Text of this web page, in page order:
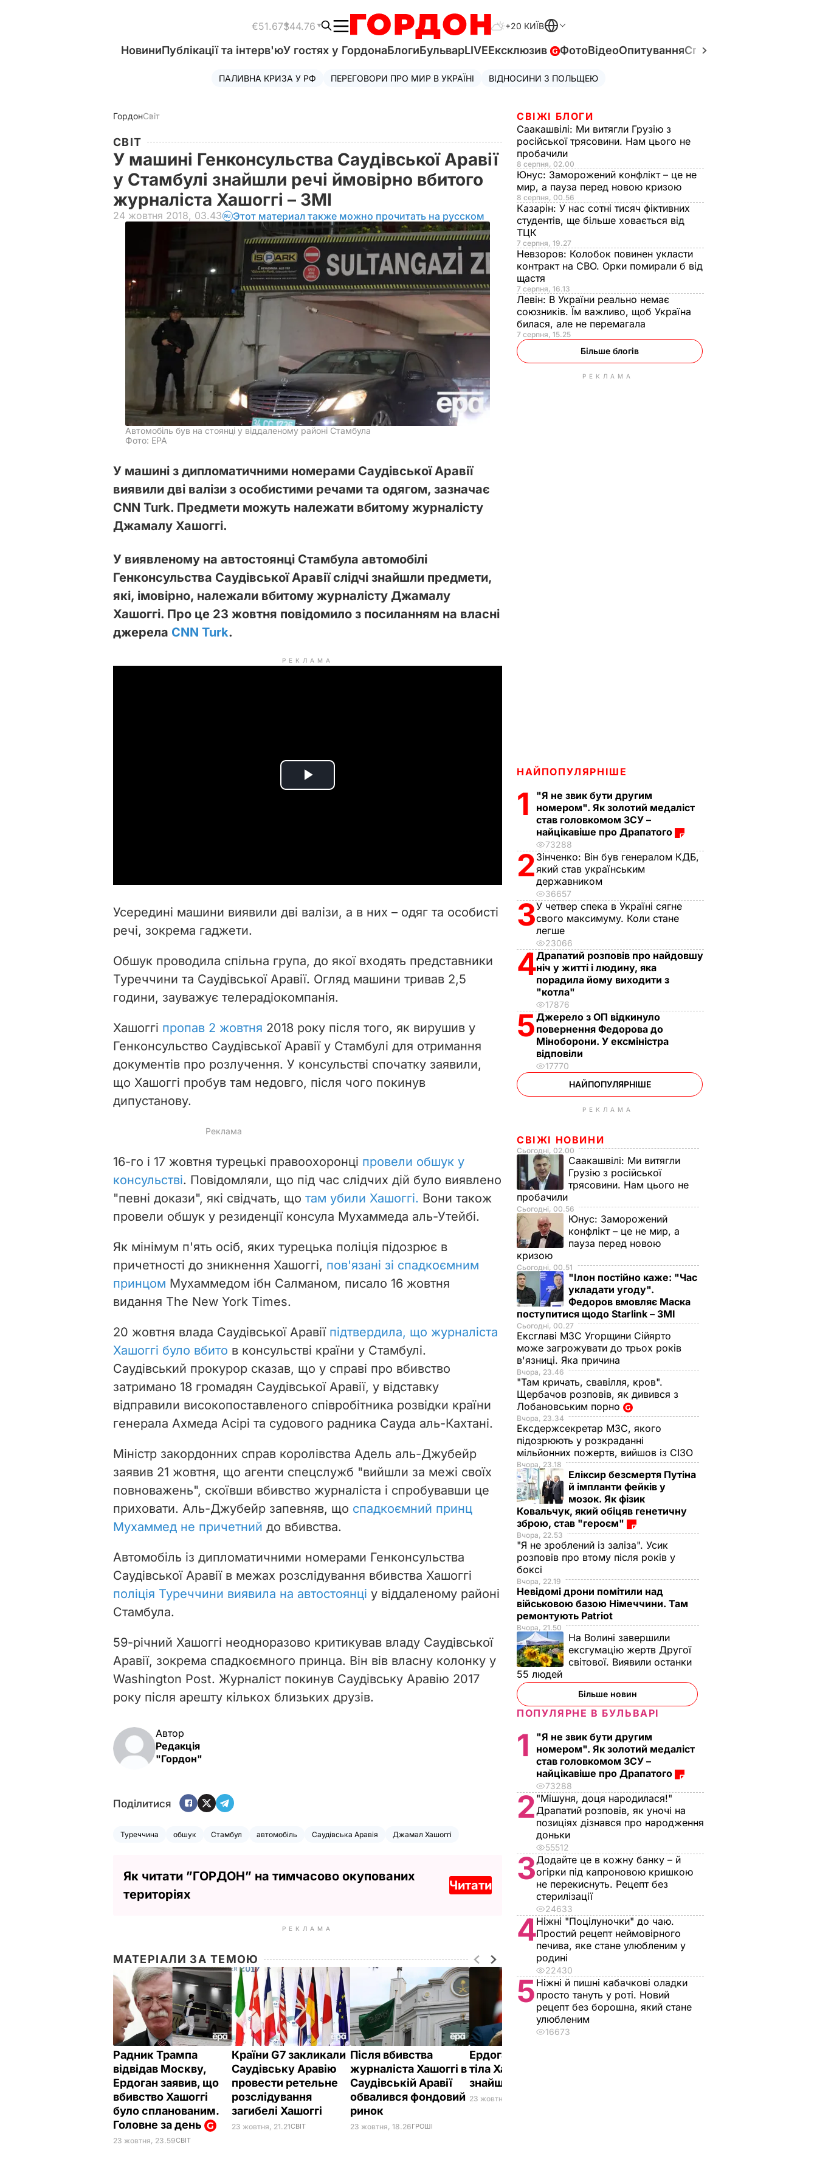
€51.67$44.76 +20 КИЇВ
НовиниПублікації та інтерв'юУ гостях у ГордонаБлогиБульварLIVEЕксклюзив ФотоВідеоОпитуванняСпецпроєкти
ПАЛИВНА КРИЗА У РФ ПЕРЕГОВОРИ ПРО МИР В УКРАЇНІ ВІДНОСИНИ З ПОЛЬЩЕЮ
ГордонСвіт
СВІТ
У машині Генконсульства Саудівської Аравії
у Стамбулі знайшли речі ймовірно вбитого
журналіста Хашоггі – ЗМІ
24 жовтня 2018, 03.43 Этот материал также можно прочитать на русском
Автомобіль був на стоянці у віддаленому районі Стамбула
Фото: ЕРА
У машині з дипломатичними номерами Саудівської Аравії
виявили дві валізи з особистими речами та одягом, зазначає
CNN Turk. Предмети можуть належати вбитому журналісту
Джамалу Хашоггі.
У виявленому на автостоянці Стамбула автомобілі
Генконсульства Саудівської Аравії слідчі знайшли предмети,
які, імовірно, належали вбитому журналісту Джамалу
Хашоггі. Про це 23 жовтня повідомило з посиланням на власні
джерела CNN Turk.
РЕКЛАМА
P
d
e
o
Усередині машини виявили дві валізи, а в них – одяг та особисті
речі, зокрема гаджети.
Обшук проводила спільна група, до якої входять представники
Туреччини та Саудівської Аравії. Огляд машини тривав 2,5
години, зауважує телерадіокомпанія.
Хашоггі пропав 2 жовтня 2018 року після того, як вирушив у
Генконсульство Саудівської Аравії у Стамбулі для отримання
документів про розлучення. У консульстві спочатку заявили,
що Хашоггі пробув там недовго, після чого покинув
дипустанову.
16-го і 17 жовтня турецькі правоохоронці провели обшук у
консульстві. Повідомляли, що під час слідчих дій було виявлено
"певні докази", які свідчать, що там убили Хашоггі. Вони також
провели обшук у резиденції консула Мухаммеда аль-Утейбі.
Як мінімум п'ять осіб, яких турецька поліція підозрює в
причетності до зникнення Хашоггі, пов'язані зі спадкоємним
принцом Мухаммедом ібн Салманом, писало 16 жовтня
видання The New York Times.
20 жовтня влада Саудівської Аравії підтвердила, що журналіста
Хашоггі було вбито в консульстві країни у Стамбулі.
Саудівський прокурор сказав, що у справі про вбивство
затримано 18 громадян Саудівської Аравії, у відставку
відправили високопоставленого співробітника розвідки країни
генерала Ахмеда Асірі та судового радника Сауда аль-Кахтані.
Міністр закордонних справ королівства Адель аль-Джубейр
заявив 21 жовтня, що агенти спецслужб "вийшли за межі своїх
повноважень", скоївши вбивство журналіста і спробувавши це
приховати. Аль-Джубейр запевняв, що спадкоємний принц
Мухаммед не причетний до вбивства.
Автомобіль із дипломатичними номерами Генконсульства
Саудівської Аравії в межах розслідування вбивства Хашоггі
поліція Туреччини виявила на автостоянці у віддаленому районі
Стамбула.
59-річний Хашоггі неодноразово критикував владу Саудівської
Аравії, зокрема спадкоємного принца. Він вів власну колонку у
Washington Post. Журналіст покинув Саудівську Аравію 2017
року після арешту кількох близьких друзів.
Автор
Редакція
"Гордон"
Поділитися
Туреччина обшук Стамбул автомобіль Саудівська Аравія Джамал Хашоггі
Як читати ”ГОРДОН” на тимчасово окупованих
територіях
Читати
РЕКЛАМА
МАТЕРІАЛИ ЗА ТЕМОЮ
Радник Трампа
відвідав Москву,
Ердоган заявив, що
вбивство Хашоггі
було спланованим.
Головне за день
23 жовтня, 23.59СВІТ
Країни G7 закликали
Саудівську Аравію
провести ретельне
розслідування
загибелі Хашоггі
23 жовтня, 21.21СВІТ
Після вбивства
журналіста Хашоггі в
Саудівській Аравії
обвалився фондовий
ринок
23 жовтня, 18.26ГРОШІ
Ердоган заявив, що
тіла Хашоггі ще не
знайшли
23 жовтня, 15.33
СВІЖІ БЛОГИ
Саакашвілі: Ми витягли Грузію з
російської трясовини. Нам цього не
пробачили
8 серпня, 02.00
Юнус: Заморожений конфлікт – це не
мир, а пауза перед новою кризою
8 серпня, 00.56
Казарін: У нас сотні тисяч фіктивних
студентів, ще більше ховається від
ТЦК
7 серпня, 19.27
Невзоров: Колобок повинен укласти
контракт на СВО. Орки помирали б від
щастя
7 серпня, 16.13
Левін: В України реально немає
союзників. Їм важливо, щоб Україна
билася, але не перемагала
7 серпня, 15.25
Більше блогів
РЕКЛАМА
НАЙПОПУЛЯРНІШЕ
1
"Я не звик бути другим
номером". Як золотий медаліст
став головкомом ЗСУ –
найцікавіше про Драпатого
73288
2 Зінченко: Він був генералом КДБ,
який став українським
державником
36657
3У четвер спека в Україні сягне
свого максимуму. Коли стане
легше
23066
4Драпатий розповів про найдовшу
ніч у житті і людину, яка
порадила йому виходити з
"котла"
17876
5Джерело з ОП відкинуло
повернення Федорова до
Міноборони. У ексміністра
відповіли
17770
НАЙПОПУЛЯРНІШЕ
РЕКЛАМА
СВІЖІ НОВИНИ
Сьогодні, 02.00
Саакашвілі: Ми витягли
Грузію з російської
трясовини. Нам цього не
пробачили
Сьогодні, 00.56
Юнус: Заморожений
конфлікт – це не мир, а
пауза перед новою
кризою
Сьогодні, 00.51
"Ілон постійно каже: "Час
укладати угоду".
Федоров вмовляє Маска
поступитися щодо Starlink – ЗМІ
Сьогодні, 00.27
Ексглаві МЗС Угорщини Сійярто
може загрожувати до трьох років
в'язниці. Яка причина
Вчора, 23.46
"Там кричать, свавілля, кров".
Щербачов розповів, як дивився з
Лобановським порно
Вчора, 23.34
Ексдержсекретар МЗС, якого
підозрюють у розкраданні
мільйонних пожертв, вийшов із СІЗО
Вчора, 23.18
Еліксир безсмертя Путіна
й імпланти фейків у
мозок. Як фізик
Ковальчук, який обіцяв генетичну
зброю, став "героєм"
Вчора, 22.53
"Я не зроблений із заліза". Усик
розповів про втому після років у
боксі
Вчора, 22.19
Невідомі дрони помітили над
військовою базою Німеччини. Там
ремонтують Patriot
Вчора, 21.50
На Волині завершили
ексгумацію жертв Другої
світової. Виявили останки
55 людей
Більше новин
ПОПУЛЯРНЕ В БУЛЬВАРІ
1
"Я не звик бути другим
номером". Як золотий медаліст
став головкомом ЗСУ –
найцікавіше про Драпатого
73288
2 "Мішуня, доця народилася!"
Драпатий розповів, як уночі на
позиціях дізнався про народження
доньки
55512
3Додайте це в кожну банку – й
огірки під капроновою кришкою
не перекиснуть. Рецепт без
стерилізації
24633
4Ніжні "Поцілуночки" до чаю.
Простий рецепт неймовірного
печива, яке стане улюбленим у
родині
22430
5 Ніжні й пишні кабачкові оладки
просто тануть у роті. Новий
рецепт без борошна, який стане
улюбленим
16673